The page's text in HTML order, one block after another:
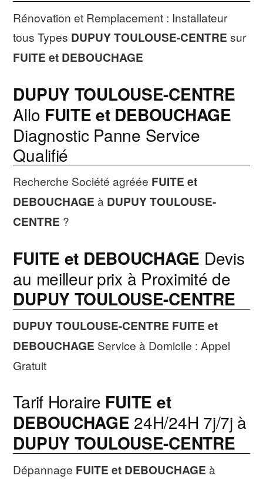
Rénovation et Remplacement : Installateur
tous Types DUPUY TOULOUSE-CENTRE sur
FUITE et DEBOUCHAGE
DUPUY TOULOUSE-CENTRE
Allo FUITE et DEBOUCHAGE
Diagnostic Panne Service
Qualifié
Recherche Société agréée FUITE et
DEBOUCHAGE à DUPUY TOULOUSE-
CENTRE ?
FUITE et DEBOUCHAGE Devis
au meilleur prix à Proximité de
DUPUY TOULOUSE-CENTRE
DUPUY TOULOUSE-CENTRE FUITE et
DEBOUCHAGE Service à Domicile : Appel
Gratuit
Tarif Horaire FUITE et
DEBOUCHAGE 24H/24H 7j/7j à
DUPUY TOULOUSE-CENTRE
Dépannage FUITE et DEBOUCHAGE à